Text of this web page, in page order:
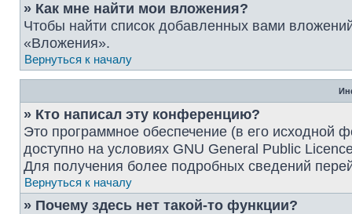
» Как мне найти мои вложения?
Чтобы найти список добавленных вами
«Вложения».
Вернуться к началу
» Кто написал эту конференцию?
Это программное обеспечение (в его исходной
доступно на условиях GNU General Public
Для получения более подробных сведений
Вернуться к началу
» Почему здесь нет такой-то функции?